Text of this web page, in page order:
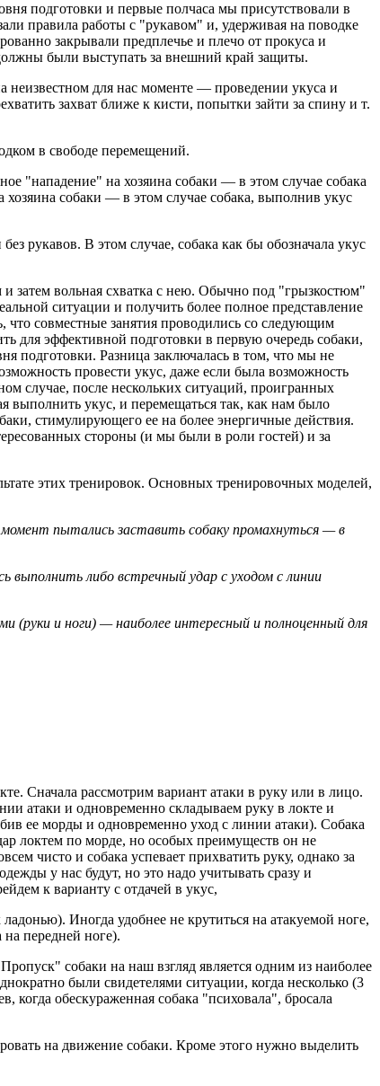
подготовки и первые полчаса мы присутствовали в
правила работы с "рукавом" и, удерживая на поводке
закрывали предплечье и плечо от прокуса и
были выступать за внешний край защиты.
неизвестном для нас моменте — проведении укуса и
захват ближе к кисти, попытки зайти за спину и т.
в свободе перемещений.
"нападение" на хозяина собаки — в этом случае собака
хозяина собаки — в этом случае собака, выполнив укус
рукавов. В этом случае, собака как бы обозначала укус
затем вольная схватка с нею. Обычно под "грызкостюм"
ситуации и получить более полное представление
совместные занятия проводились со следующим
для эффективной подготовки в первую очередь собаки,
подготовки. Разница заключалась в том, что мы не
провести укус, даже если была возможность
случае, после нескольких ситуаций, проигранных
выполнить укус, и перемещаться так, как нам было
стимулирующего ее на более энергичные действия.
стороны (и мы были в роли гостей) и за
этих тренировок. Основных тренировочных моделей,
момент пытались заставить собаку промахнуться — в
выполнить либо встречный удар с уходом с линии
(руки и ноги) — наиболее интересный и полноценный для
Сначала рассмотрим вариант атаки в руку или в лицо.
атаки и одновременно складываем руку в локте и
ее морды и одновременно уход с линии атаки). Собака
локтем по морде, но особых преимуществ он не
чисто и собака успевает прихватить руку, однако за
у нас будут, но это надо учитывать сразу и
к варианту с отдачей в укус,
Иногда удобнее не крутиться на атакуемой ноге,
передней ноге).
собаки на наш взгляд является одним из наиболее
были свидетелями ситуации, когда несколько (3
когда обескураженная собака "психовала", бросала
на движение собаки. Кроме этого нужно выделить